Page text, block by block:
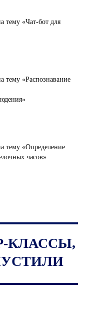
тему «Чат-бот для
тему «Распознавание
тему «Определение
часов»
КЛАССЫ,